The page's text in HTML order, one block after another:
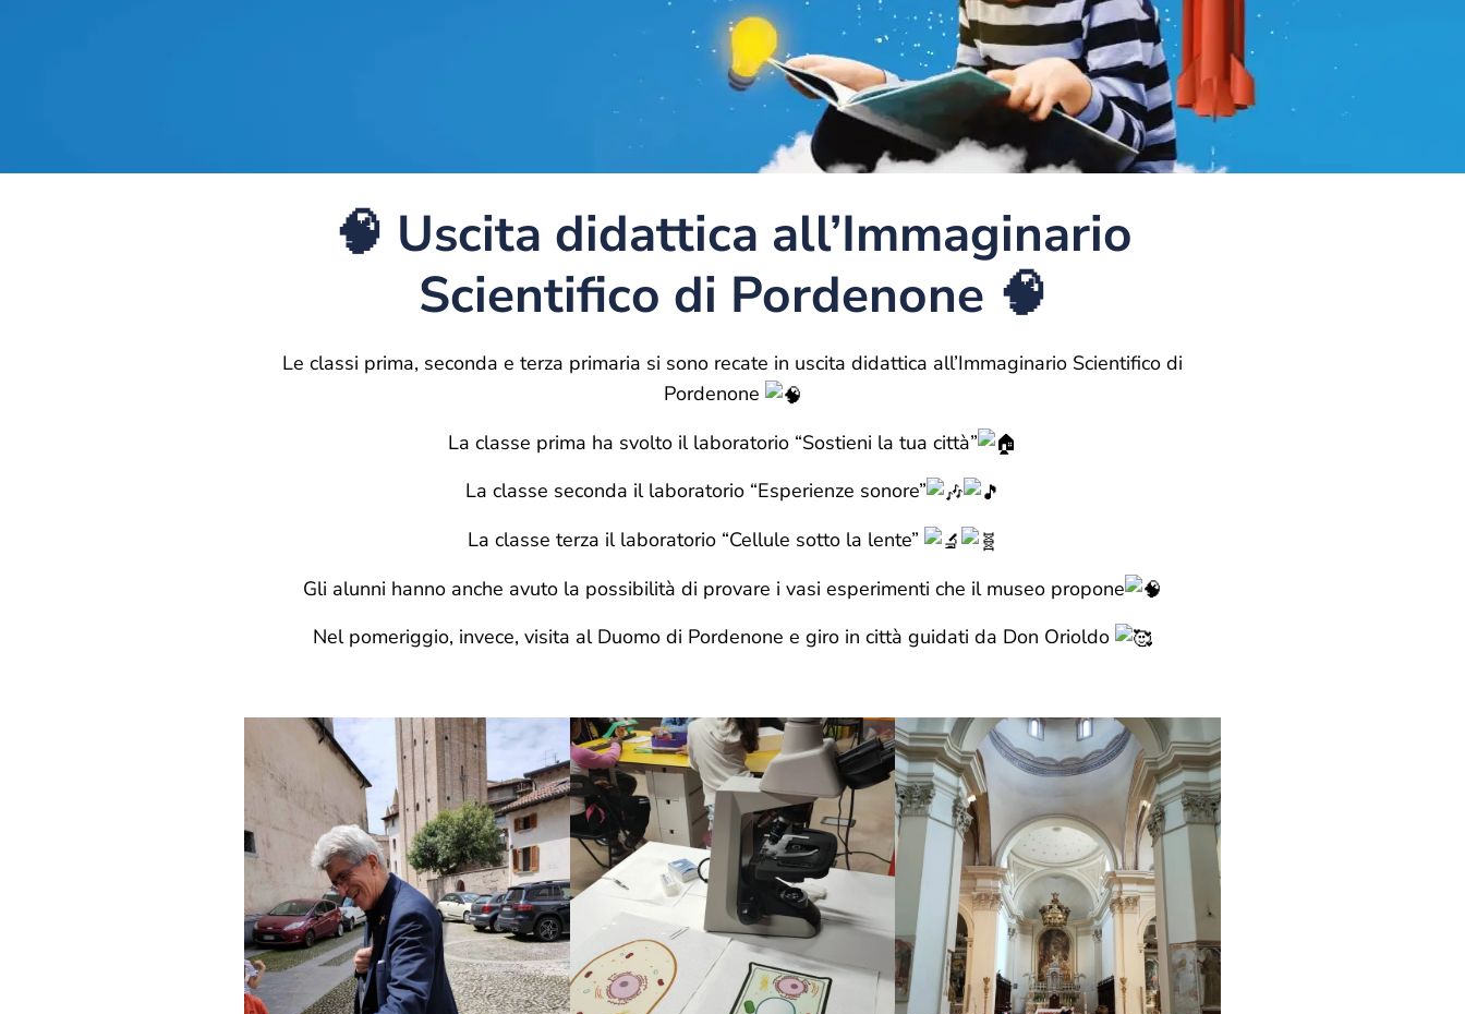
🧠 Uscita didattica all’Immaginario
Scientifico di Pordenone 🧠
Le classi prima, seconda e terza primaria si sono recate in uscita didattica all’Immaginario Scientifico di
Pordenone
La classe prima ha svolto il laboratorio “Sostieni la tua città”
La classe seconda il laboratorio “Esperienze sonore”
La classe terza il laboratorio “Cellule sotto la lente”
Gli alunni hanno anche avuto la possibilità di provare i vasi esperimenti che il museo propone
Nel pomeriggio, invece, visita al Duomo di Pordenone e giro in città guidati da Don Orioldo